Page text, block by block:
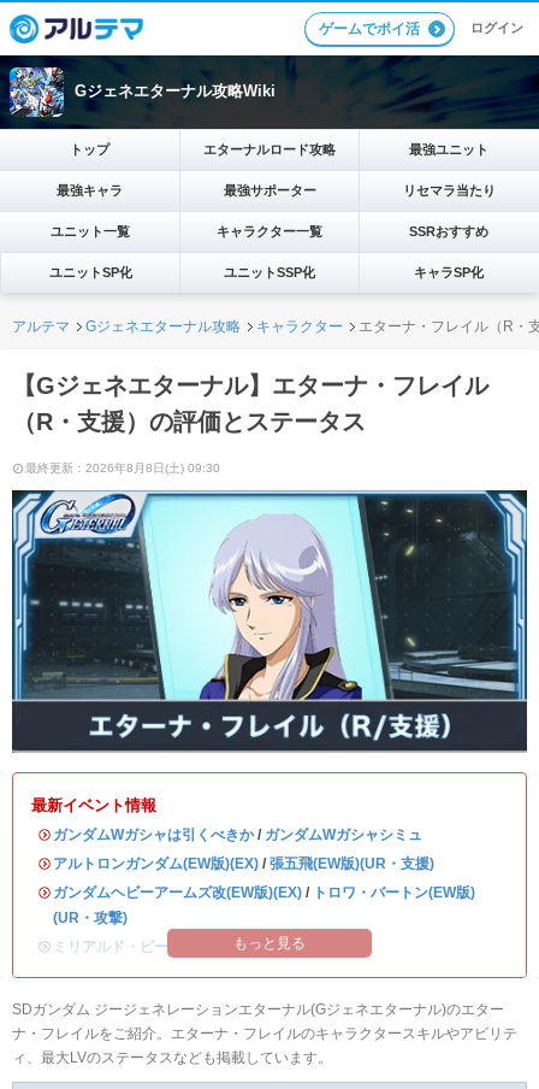
ゲームでポイ活 ログイン
Gジェネエターナル攻略Wiki
トップ エターナルロード攻略 最強ユニット
最強キャラ 最強サポーター リセマラ当たり
ユニット一覧 キャラクター一覧 SSRおすすめ
ユニットSP化 ユニットSSP化 キャラSP化
アルテマ Gジェネエターナル攻略 キャラクター エターナ・フレイル（R・
【Gジェネエターナル】エターナ・フレイル
（R・支援）の評価とステータス
最終更新：2026年8月8日(土) 09:30
最新イベント情報
・ ガンダムWガシャは引くべきか/ ガンダムWガシャシミュ
・ アルトロンガンダム(EW版)(EX) / 張五飛(EW版)(UR・支援)
・ ガンダムヘビーアームズ改(EW版)(EX) / トロワ・バートン(EW版)
(UR・攻撃)
・ ミリアルド・ピースクラフト&リーブラ
もっと見る
SDガンダム ジージェネレーションエターナル(Gジェネエターナル)のエター
ナ・フレイルをご紹介。エターナ・フレイルのキャラクタースキルやアビリテ
ィ、最大LVのステータスなども掲載しています。